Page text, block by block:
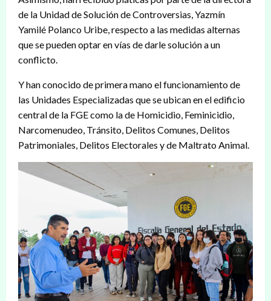
de la Unidad de Solución de Controversias, Yazmín
Yamilé Polanco Uribe, respecto a las medidas alternas
que se pueden optar en vías de darle solución a un
conflicto.
Y han conocido de primera mano el funcionamiento de
las Unidades Especializadas que se ubican en el edificio
central de la FGE como la de Homicidio, Feminicidio,
Narcomenudeo, Tránsito, Delitos Comunes, Delitos
Patrimoniales, Delitos Electorales y de Maltrato Animal.